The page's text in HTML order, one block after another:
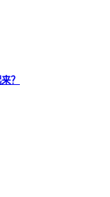
？